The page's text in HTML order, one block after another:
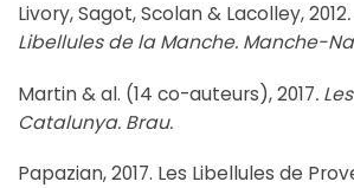
Livory, Sagot, Scolan & Lacolley, 2012
Libellules de la Manche. Manche-
Martin & al. (14 co-auteurs), 2017.
Catalunya. Brau.
Papazian, 2017. Les Libellules de